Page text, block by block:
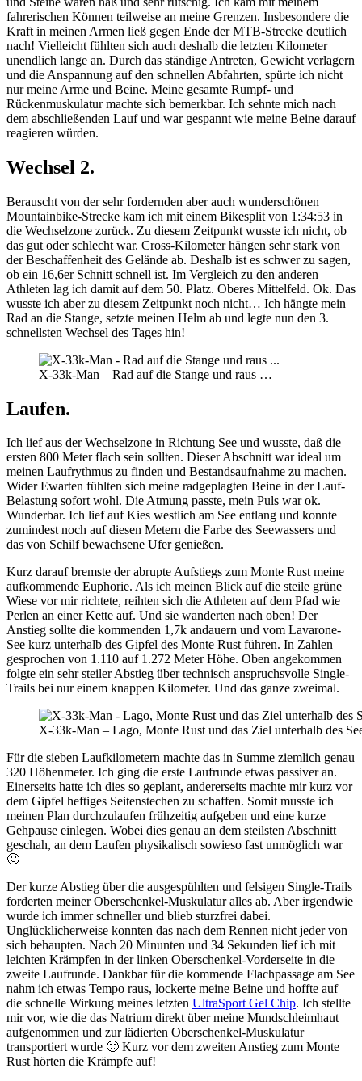
fahrerischen Können teilweise an meine Grenzen. Insbesondere die
Kraft in meinen Armen ließ gegen Ende der MTB-Strecke deutlich
nach! Vielleicht fühlten sich auch deshalb die letzten Kilometer
unendlich lange an. Durch das ständige Antreten, Gewicht verlagern
und die Anspannung auf den schnellen Abfahrten, spürte ich nicht
nur meine Arme und Beine. Meine gesamte Rumpf- und
Rückenmuskulatur machte sich bemerkbar. Ich sehnte mich nach
dem abschließenden Lauf und war gespannt wie meine Beine darauf
reagieren würden.
Wechsel 2.
Berauscht von der sehr fordernden aber auch wunderschönen
Mountainbike-Strecke kam ich mit einem Bikesplit von 1:34:53 in
die Wechselzone zurück. Zu diesem Zeitpunkt wusste ich nicht, ob
das gut oder schlecht war. Cross-Kilometer hängen sehr stark von
der Beschaffenheit des Gelände ab. Deshalb ist es schwer zu sagen,
ob ein 16,6er Schnitt schnell ist. Im Vergleich zu den anderen
Athleten lag ich damit auf dem 50. Platz. Oberes Mittelfeld. Ok. Das
wusste ich aber zu diesem Zeitpunkt noch nicht… Ich hängte mein
Rad an die Stange, setzte meinen Helm ab und legte nun den 3.
schnellsten Wechsel des Tages hin!
X-33k-Man – Rad auf die Stange und raus …
Laufen.
Ich lief aus der Wechselzone in Richtung See und wusste, daß die
ersten 800 Meter flach sein sollten. Dieser Abschnitt war ideal um
meinen Laufrythmus zu finden und Bestandsaufnahme zu machen.
Wider Ewarten fühlten sich meine radgeplagten Beine in der Lauf-
Belastung sofort wohl. Die Atmung passte, mein Puls war ok.
Wunderbar. Ich lief auf Kies westlich am See entlang und konnte
zumindest noch auf diesen Metern die Farbe des Seewassers und
das von Schilf bewachsene Ufer genießen.
Kurz darauf bremste der abrupte Aufstiegs zum Monte Rust meine
aufkommende Euphorie. Als ich meinen Blick auf die steile grüne
Wiese vor mir richtete, reihten sich die Athleten auf dem Pfad wie
Perlen an einer Kette auf. Und sie wanderten nach oben! Der
Anstieg sollte die kommenden 1,7k andauern und vom Lavarone-
See kurz unterhalb des Gipfel des Monte Rust führen. In Zahlen
gesprochen von 1.110 auf 1.272 Meter Höhe. Oben angekommen
folgte ein sehr steiler Abstieg über technisch anspruchsvolle Single-
Trails bei nur einem knappen Kilometer. Und das ganze zweimal.
X-33k-Man – Lago, Monte Rust und das Ziel unterhalb des
Für die sieben Laufkilometern machte das in Summe ziemlich genau
320 Höhenmeter. Ich ging die erste Laufrunde etwas passiver an.
Einerseits hatte ich dies so geplant, andererseits machte mir kurz vor
dem Gipfel heftiges Seitenstechen zu schaffen. Somit musste ich
meinen Plan durchzulaufen frühzeitig aufgeben und eine kurze
Gehpause einlegen. Wobei dies genau an dem steilsten Abschnitt
geschah, an dem Laufen physikalisch sowieso fast unmöglich war
🙂
Der kurze Abstieg über die ausgespühlten und felsigen Single-Trails
forderten meiner Oberschenkel-Muskulatur alles ab. Aber irgendwie
wurde ich immer schneller und blieb sturzfrei dabei.
Unglücklicherweise konnten das nach dem Rennen nicht jeder von
sich behaupten. Nach 20 Minunten und 34 Sekunden lief ich mit
leichten Krämpfen in der linken Oberschenkel-Vorderseite in die
zweite Laufrunde. Dankbar für die kommende Flachpassage am See
nahm ich etwas Tempo raus, lockerte meine Beine und hoffte auf
die schnelle Wirkung meines letzten UltraSport Gel Chip. Ich stellte
mir vor, wie die das Natrium direkt über meine Mundschleimhaut
aufgenommen und zur lädierten Oberschenkel-Muskulatur
transportiert wurde 🙂 Kurz vor dem zweiten Anstieg zum Monte
Rust hörten die Krämpfe auf!